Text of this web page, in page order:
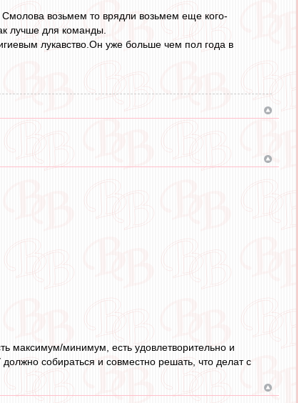
Смолова возьмем то врядли возьмем еще кого-
лучше для команды.
лукавство.Он уже больше чем пол года в
максимум/минимум, есть удовлетворительно и
собираться и совместно решать, что делат с